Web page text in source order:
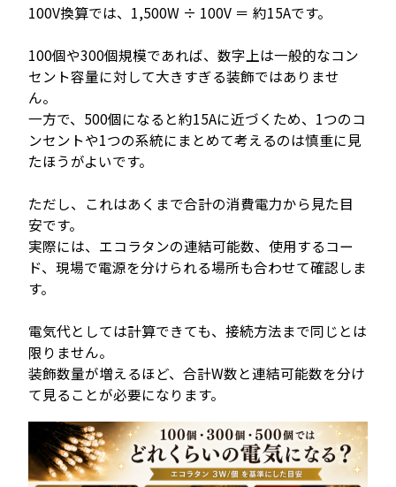
100V換算では、1,500W ÷ 100V ＝ 約15Aです。
100個や300個規模であれば、数字上は一般的なコン
セント容量に対して大きすぎる装飾ではありませ
ん。
一方で、500個になると約15Aに近づくため、1つのコ
ンセントや1つの系統にまとめて考えるのは慎重に見
たほうがよいです。
ただし、これはあくまで合計の消費電力から見た目
安です。
実際には、エコラタンの連結可能数、使用するコー
ド、現場で電源を分けられる場所も合わせて確認しま
す。
電気代としては計算できても、接続方法まで同じとは
限りません。
装飾数量が増えるほど、合計W数と連結可能数を分け
て見ることが必要になります。